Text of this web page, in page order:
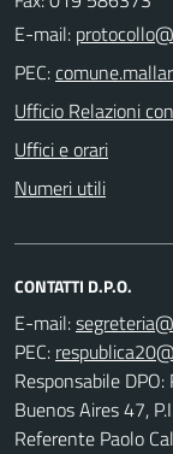
E-mail:
PEC:
Ufficio Relazioni
Uffici e orari
Numeri utili
CONTATTI D.P.O.
E-mail:
PEC:
Responsabile
Buenos Aires 47,
Referente Paolo